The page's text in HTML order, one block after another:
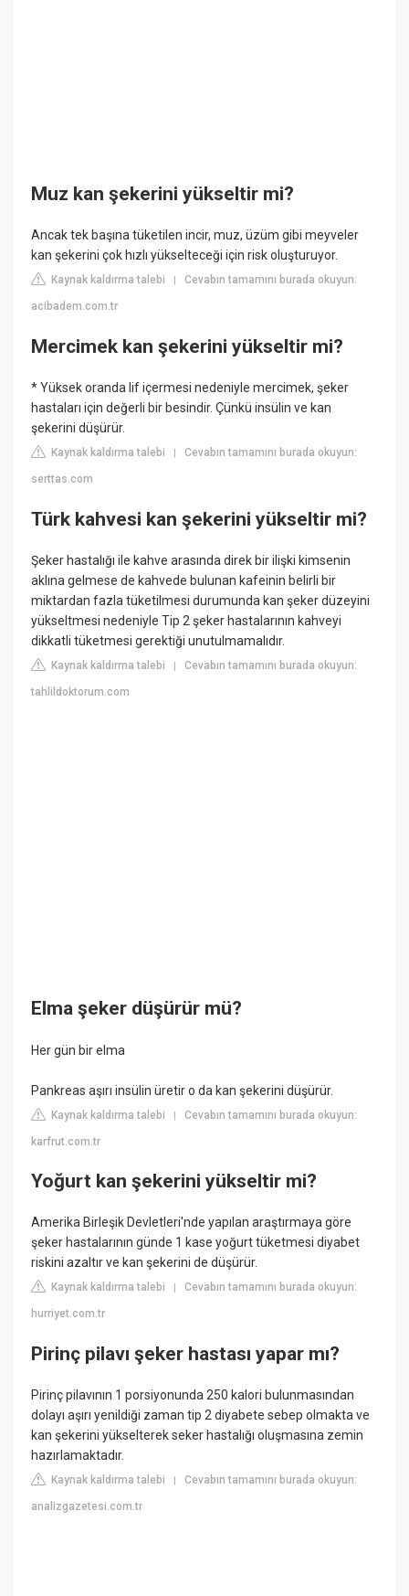
Muz kan şekerini yükseltir mi?
Ancak tek başına tüketilen incir, muz, üzüm gibi meyveler
kan şekerini çok hızlı yükselteceği için risk oluşturuyor.
Kaynak kaldırma talebi |Cevabın tamamını burada okuyun:
acibadem.com.tr
Mercimek kan şekerini yükseltir mi?
* Yüksek oranda lif içermesi nedeniyle mercimek, şeker
hastaları için değerli bir besindir. Çünkü insülin ve kan
şekerini düşürür.
Kaynak kaldırma talebi |Cevabın tamamını burada okuyun:
serttas.com
Türk kahvesi kan şekerini yükseltir mi?
Şeker hastalığı ile kahve arasında direk bir ilişki kimsenin
aklına gelmese de kahvede bulunan kafeinin belirli bir
miktardan fazla tüketilmesi durumunda kan şeker düzeyini
yükseltmesi nedeniyle Tip 2 şeker hastalarının kahveyi
dikkatli tüketmesi gerektiği unutulmamalıdır.
Kaynak kaldırma talebi |Cevabın tamamını burada okuyun:
tahlildoktorum.com
Elma şeker düşürür mü?
Her gün bir elma
Pankreas aşırı insülin üretir o da kan şekerini düşürür.
Kaynak kaldırma talebi |Cevabın tamamını burada okuyun:
karfrut.com.tr
Yoğurt kan şekerini yükseltir mi?
Amerika Birleşik Devletleri'nde yapılan araştırmaya göre
şeker hastalarının günde 1 kase yoğurt tüketmesi diyabet
riskini azaltır ve kan şekerini de düşürür.
Kaynak kaldırma talebi |Cevabın tamamını burada okuyun:
hurriyet.com.tr
Pirinç pilavı şeker hastası yapar mı?
Pirinç pilavının 1 porsiyonunda 250 kalori bulunmasından
dolayı aşırı yenildiği zaman tip 2 diyabete sebep olmakta ve
kan şekerini yükselterek seker hastalığı oluşmasına zemin
hazırlamaktadır.
Kaynak kaldırma talebi |Cevabın tamamını burada okuyun:
analizgazetesi.com.tr